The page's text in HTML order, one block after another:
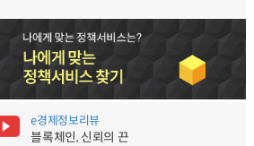
e경제정보리뷰
블록체인, 신뢰의 끈